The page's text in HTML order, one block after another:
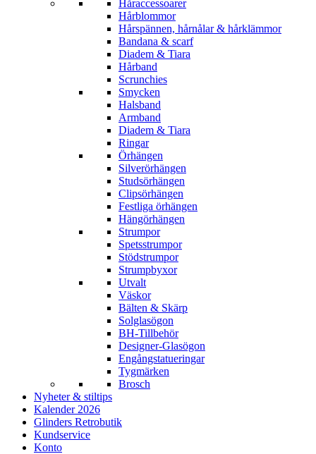
Håraccessoarer
Hårblommor
Hårspännen, hårnålar & hårklämmor
Bandana & scarf
Diadem & Tiara
Hårband
Scrunchies
Smycken
Halsband
Armband
Diadem & Tiara
Ringar
Örhängen
Silverörhängen
Studsörhängen
Clipsörhängen
Festliga örhängen
Hängörhängen
Strumpor
Spetsstrumpor
Stödstrumpor
Strumpbyxor
Utvalt
Väskor
Bälten & Skärp
Solglasögon
BH-Tillbehör
Designer-Glasögon
Engångstatueringar
Tygmärken
Brosch
Nyheter & stiltips
Kalender 2026
Glinders Retrobutik
Kundservice
Konto